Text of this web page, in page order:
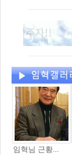
임혁님 근황...